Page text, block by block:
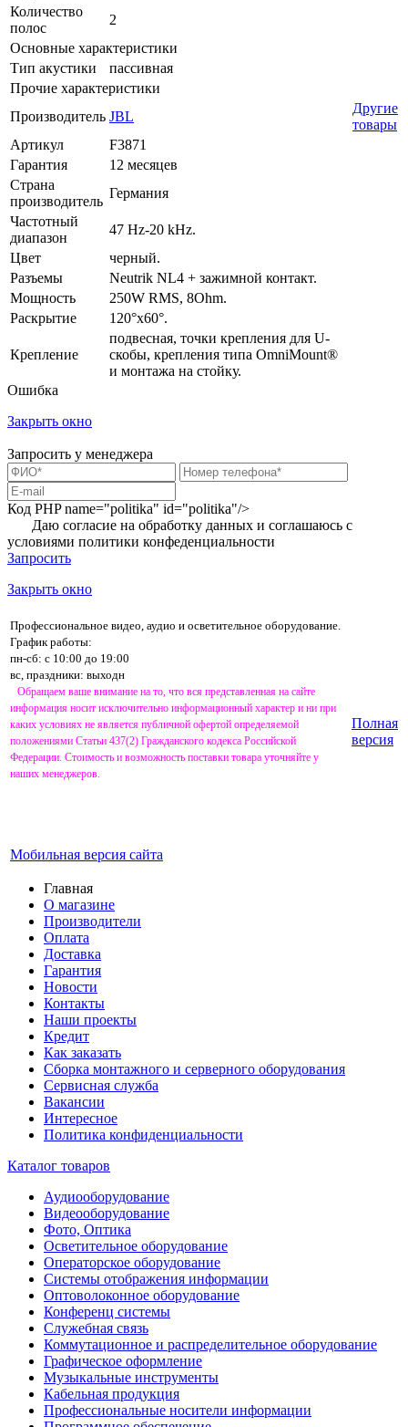
Количество
полос
2
Основные характеристики
Тип акустики
пассивная
Прочие характеристики
Производитель JBL
Другие
товары
Артикул
F3871
Гарантия
12 месяцев
Страна
производитель
Германия
Частотный
диапазон
47 Hz-20 kHz.
Цвет
черный.
Разъемы
Neutrik NL4 + зажимной контакт.
Мощность
250W RMS, 8Ohm.
Раскрытие
120°x60°.
Крепление
подвесная, точки крепления для U-
скобы, крепления типа OmniMount®
и монтажа на стойку.
Ошибка
Закрыть окно
Запросить у менеджера
Код PHPname="politika" id="politika"/>
Даю согласие на обработку данных и соглашаюсь с
условиями политики конфеденциальности
Запросить
Закрыть окно
Профессиональное видео, аудио и осветительное оборудование.
График работы:
пн-сб: с 10:00 до 19:00
вс, праздники: выходн
Обращаем ваше внимание на то, что вся представленная на сайте
информация носит исключительно информационный характер и ни при
каких условиях не является публичной офертой определяемой
положениями Статьи 437(2) Гражданского кодекса Российской
Федерации. Стоимость и возможность поставки товара уточняйте у
наших менеджеров.
Мобильная версия сайта
Полная
версия
Главная
О магазине
Производители
Оплата
Доставка
Гарантия
Новости
Контакты
Наши проекты
Кредит
Как заказать
Сборка монтажного и серверного оборудования
Сервисная служба
Вакансии
Интересное
Политика конфиденциальности
Каталог товаров
Аудиооборудование
Видеооборудование
Фото, Оптика
Осветительное оборудование
Операторское оборудование
Системы отображения информации
Оптоволоконное оборудование
Конференц системы
Служебная связь
Коммутационное и распределительное оборудование
Графическое оформление
Музыкальные инструменты
Кабельная продукция
Профессиональные носители информации